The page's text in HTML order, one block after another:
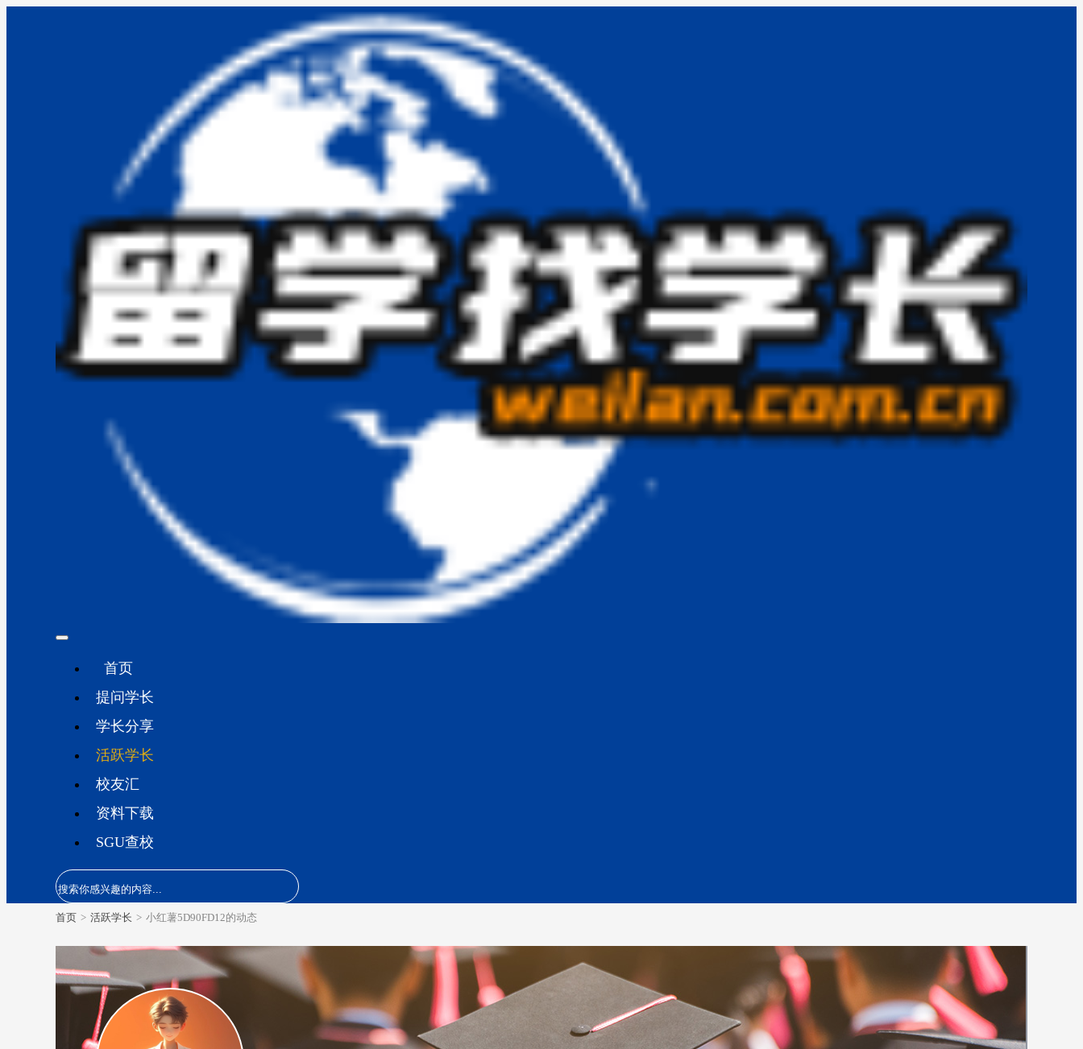
首页
提问学长
学长分享
活跃学长
校友汇
资料下载
SGU查校
首页 > 活跃学长 > 小红薯5D90FD12的动态